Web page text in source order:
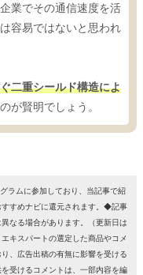
業でその通信速度を活
容易ではないと思われ
二重シールド構造によ
が賢明でしょう。
ラムに参加しており、当記事で紹
すめナビに還元されます。◆記事
なる場合があります。（更新日は
キスパートの選定した商品やコメ
、広告出稿の有無に影響を受ける
受けるコメントは、一部内容を編